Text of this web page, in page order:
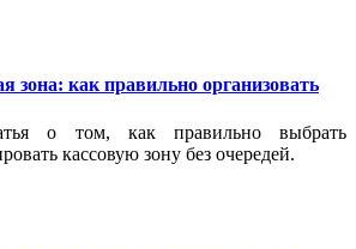
зона: как правильно организовать
о том, как правильно выбрать
кассовую зону без очередей.